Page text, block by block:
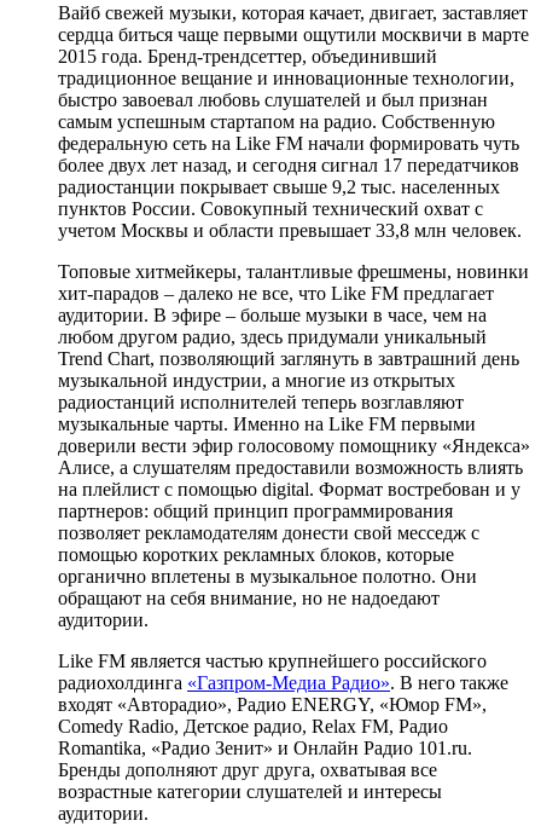
Вайб свежей музыки, которая качает, двигает, заставляет
сердца биться чаще первыми ощутили москвичи в марте
2015 года. Бренд-трендсеттер, объединивший
традиционное вещание и инновационные технологии,
быстро завоевал любовь слушателей и был признан
самым успешным стартапом на радио. Собственную
федеральную сеть на Like FM начали формировать чуть
более двух лет назад, и сегодня сигнал 17 передатчиков
радиостанции покрывает свыше 9,2 тыс. населенных
пунктов России. Совокупный технический охват с
учетом Москвы и области превышает 33,8 млн человек.
Топовые хитмейкеры, талантливые фрешмены, новинки
хит-парадов – далеко не все, что Like FM предлагает
аудитории. В эфире – больше музыки в часе, чем на
любом другом радио, здесь придумали уникальный
Trend Chart, позволяющий заглянуть в завтрашний день
музыкальной индустрии, а многие из открытых
радиостанций исполнителей теперь возглавляют
музыкальные чарты. Именно на Like FM первыми
доверили вести эфир голосовому помощнику «Яндекса»
Алисе, а слушателям предоставили возможность влиять
на плейлист с помощью digital. Формат востребован и у
партнеров: общий принцип программирования
позволяет рекламодателям донести свой месседж с
помощью коротких рекламных блоков, которые
органично вплетены в музыкальное полотно. Они
обращают на себя внимание, но не надоедают
аудитории.
Like FM является частью крупнейшего российского
радиохолдинга «Газпром-Медиа Радио». В него также
входят «Авторадио», Радио ENERGY, «Юмор FM»,
Comedy Radio, Детское радио, Relax FM, Радио
Romantika, «Радио Зенит» и Онлайн Радио 101.ru.
Бренды дополняют друг друга, охватывая все
возрастные категории слушателей и интересы
аудитории.